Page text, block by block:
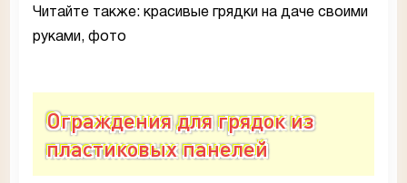
Читайте также: красивые грядки на даче своими
руками, фото
Ограждения для грядок из
пластиковых панелей